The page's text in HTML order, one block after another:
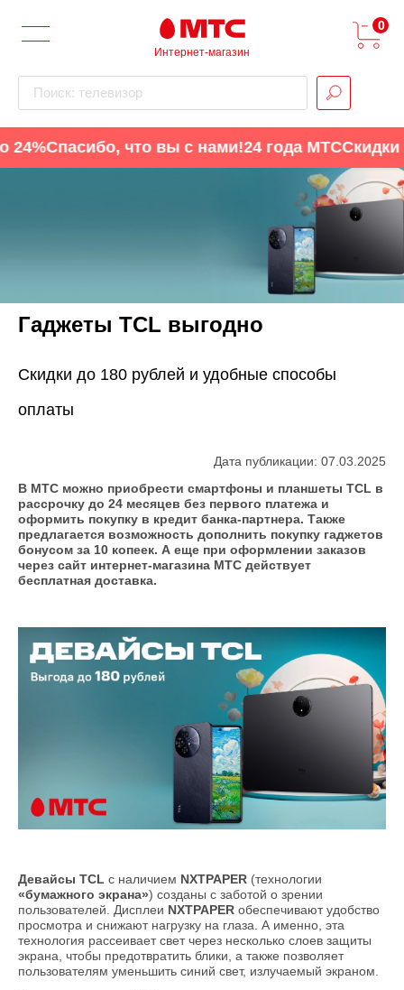
Интернет-магазин
Поиск: телевизор
0
Спасибо, что вы с нами!24 года МТССкидки до
Гаджеты TCL выгодно
Скидки до 180 рублей и удобные способы
оплаты
Дата публикации: 07.03.2025
В МТС можно приобрести смартфоны и планшеты TCL в
рассрочку до 24 месяцев без первого платежа и
оформить покупку в кредит банка-партнера. Также
предлагается возможность дополнить покупку гаджетов
бонусом за 10 копеек. А еще при оформлении заказов
через сайт интернет-магазина МТС действует
бесплатная доставка.
Девайсы TCL с наличием NXTPAPER (технологии
«бумажного экрана») созданы с заботой о зрении
пользователей. Дисплеи NXTPAPER обеспечивают удобство
просмотра и снижают нагрузку на глаза. А именно, эта
технология рассеивает свет через несколько слоев защиты
экрана, чтобы предотвратить блики, а также позволяет
пользователям уменьшить синий свет, излучаемый экраном.